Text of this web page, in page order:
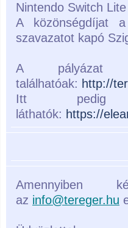
Nintendo Switch
A közönségdíjat
szavazatot kapó
A pályázat
találhatóak: http://
Itt pedig
láthatók: https://
Amennyiben
az info@tereger.hu